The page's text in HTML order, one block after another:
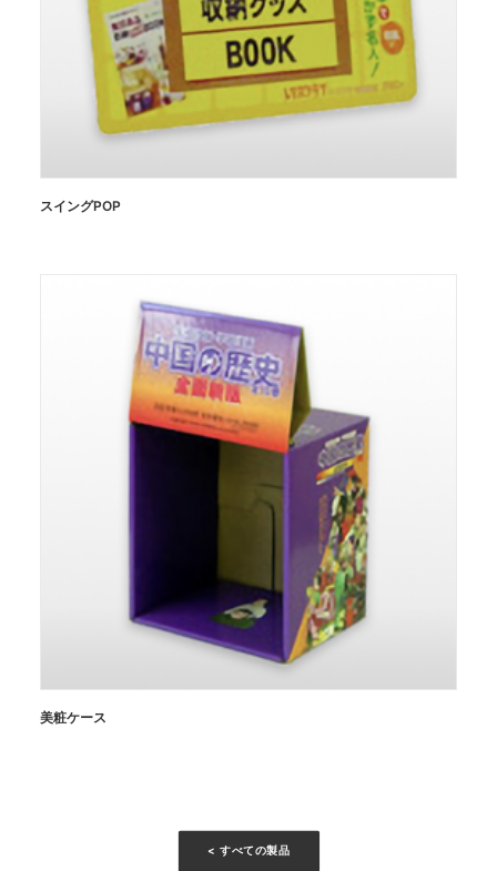
スイングPOP
美粧ケース
< すべての製品